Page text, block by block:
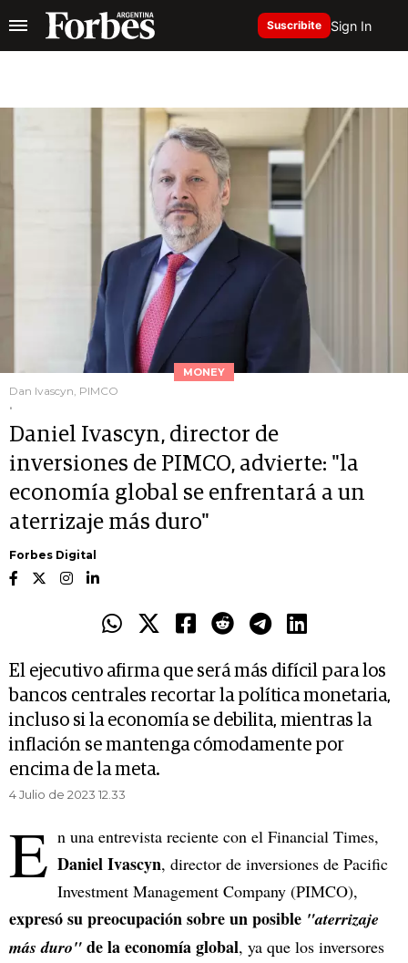
Suscribite Sign In
MONEY
Dan Ivascyn, PIMCO
.
Daniel Ivascyn, director de
inversiones de PIMCO, advierte: "la
economía global se enfrentará a un
aterrizaje más duro"
Forbes Digital
El ejecutivo afirma que será más difícil para los
bancos centrales recortar la política monetaria,
incluso si la economía se debilita, mientras la
inflación se mantenga cómodamente por
encima de la meta.
4 Julio de 2023 12.33
E n una entrevista reciente con el Financial Times,
Daniel Ivascyn, director de inversiones de Pacific
Investment Management Company (PIMCO),
expresó su preocupación sobre un posible "aterrizaje
más duro" de la economía global, ya que los inversores